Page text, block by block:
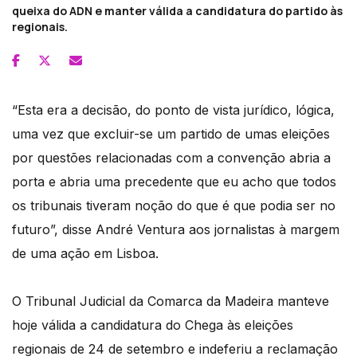
queixa do ADN e manter válida a candidatura do partido às
regionais.
“Esta era a decisão, do ponto de vista jurídico, lógica,
uma vez que excluir-se um partido de umas eleições
por questões relacionadas com a convenção abria a
porta e abria uma precedente que eu acho que todos
os tribunais tiveram noção do que é que podia ser no
futuro”, disse André Ventura aos jornalistas à margem
de uma ação em Lisboa.
O Tribunal Judicial da Comarca da Madeira manteve
hoje válida a candidatura do Chega às eleições
regionais de 24 de setembro e indeferiu a reclamação